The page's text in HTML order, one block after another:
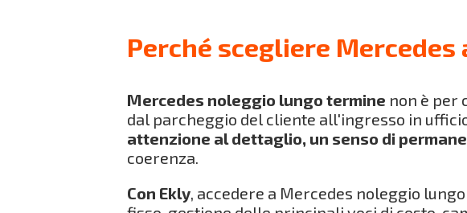
Perché scegliere
Mercedes noleggio lungo termine non è per
dal parcheggio del cliente all'ingresso in
attenzione al dettaglio, un senso di
coerenza.
Con Ekly, accedere a Mercedes noleggio